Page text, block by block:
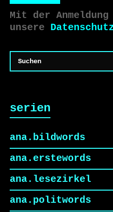
Mit der
unsere
serien
ana.bildwords
ana.erstewords
ana.lesezirkel
ana.politwords